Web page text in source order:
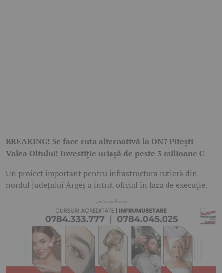
BREAKING! Se face ruta alternativă la DN7 Pitești–
Valea Oltului! Investiție uriașă de peste 3 milioane €
Un proiect important pentru infrastructura rutieră din
nordul județului Argeș a intrat oficial în faza de execuție.